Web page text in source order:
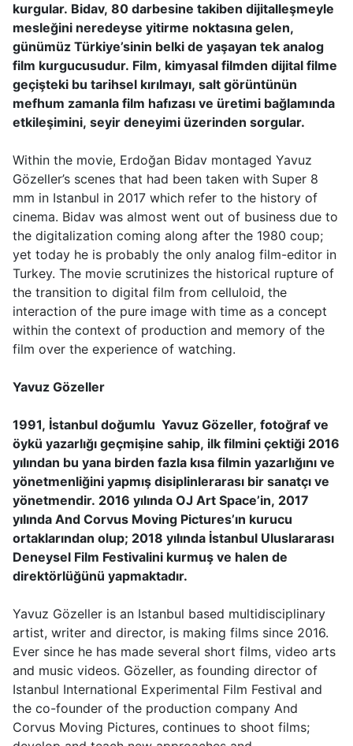
kurgular. Bidav, 80 darbesine takiben dijitalleşmeyle
mesleğini neredeyse yitirme noktasına gelen,
günümüz Türkiye’sinin belki de yaşayan tek analog
film kurgucusudur. Film, kimyasal filmden dijital filme
geçişteki bu tarihsel kırılmayı, salt görüntünün
mefhum zamanla film hafızası ve üretimi bağlamında
etkileşimini, seyir deneyimi üzerinden sorgular.
Within the movie, Erdoğan Bidav montaged Yavuz
Gözeller’s scenes that had been taken with Super 8
mm in Istanbul in 2017 which refer to the history of
cinema. Bidav was almost went out of business due to
the digitalization coming along after the 1980 coup;
yet today he is probably the only analog film-editor in
Turkey. The movie scrutinizes the historical rupture of
the transition to digital film from celluloid, the
interaction of the pure image with time as a concept
within the context of production and memory of the
film over the experience of watching.
Yavuz Gözeller
1991, İstanbul doğumlu Yavuz Gözeller, fotoğraf ve
öykü yazarlığı geçmişine sahip, ilk filmini çektiği 2016
yılından bu yana birden fazla kısa filmin yazarlığını ve
yönetmenliğini yapmış disiplinlerarası bir sanatçı ve
yönetmendir. 2016 yılında OJ Art Space’in, 2017
yılında And Corvus Moving Pictures’ın kurucu
ortaklarından olup; 2018 yılında İstanbul Uluslararası
Deneysel Film Festivalini kurmuş ve halen de
direktörlüğünü yapmaktadır.
Yavuz Gözeller is an Istanbul based multidisciplinary
artist, writer and director, is making films since 2016.
Ever since he has made several short films, video arts
and music videos. Gözeller, as founding director of
Istanbul International Experimental Film Festival and
the co-founder of the production company And
Corvus Moving Pictures, continues to shoot films;